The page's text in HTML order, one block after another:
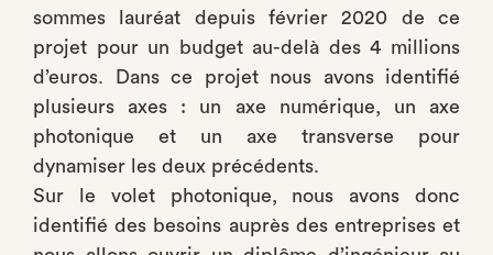
sommes lauréat depuis février 2020 de ce
projet pour un budget au-delà des 4 millions
d’euros. Dans ce projet nous avons identifié
plusieurs axes : un axe numérique, un axe
photonique et un axe transverse pour
dynamiser les deux précédents.
Sur le volet photonique, nous avons donc
identifié des besoins auprès des entreprises et